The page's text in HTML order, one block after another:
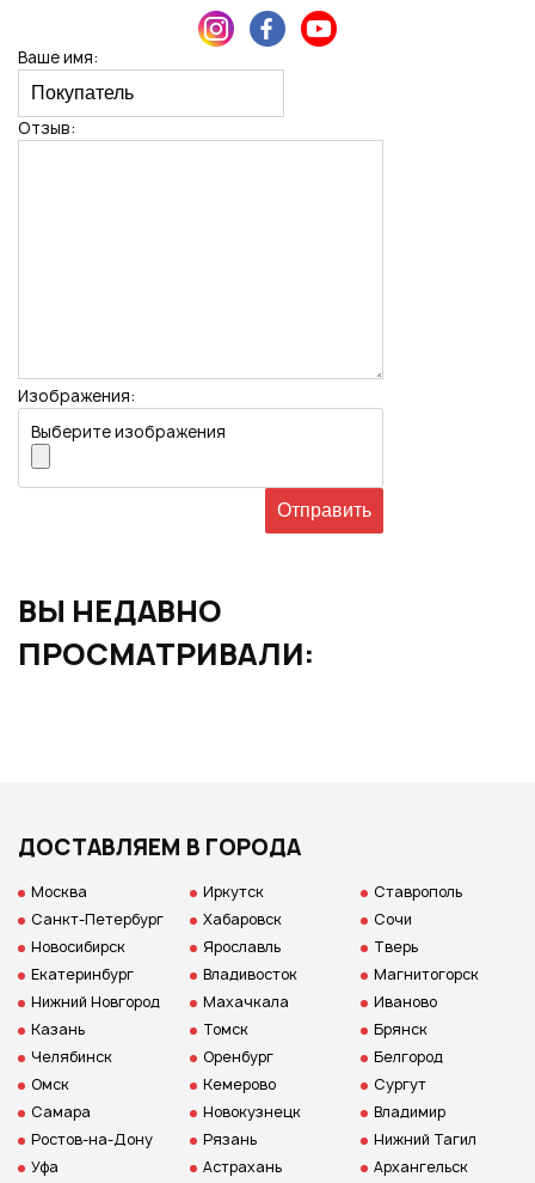
Ваше имя:
Отзыв:
Изображения:
Выберите изображения
ВЫ НЕДАВНО
ПРОСМАТРИВАЛИ:
ДОСТАВЛЯЕМ В ГОРОДА
Москва
Санкт-Петербург
Новосибирск
Екатеринбург
Нижний Новгород
Казань
Челябинск
Омск
Самара
Ростов-на-Дону
Уфа
Иркутск
Хабаровск
Ярославль
Владивосток
Махачкала
Томск
Оренбург
Кемерово
Новокузнецк
Рязань
Астрахань
Ставрополь
Сочи
Тверь
Магнитогорск
Иваново
Брянск
Белгород
Сургут
Владимир
Нижний Тагил
Архангельск